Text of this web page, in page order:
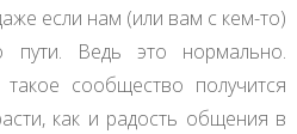
если нам (или вам с кем-то)
Ведь это нормально.
сообщество получится
как и радость общения в